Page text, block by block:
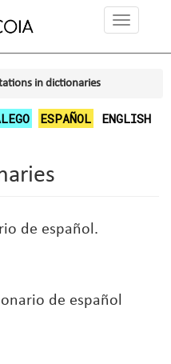
Toggle
in dictionaries
ESPAÑOL ENGLISH
de español.
de español